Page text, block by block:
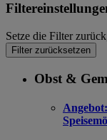
Setze die Filter
Filter zurücksetzen
Obst &
Angebot: